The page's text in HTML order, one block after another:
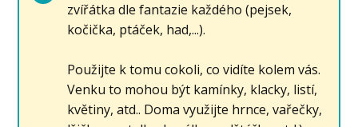
zvířátka dle fantazie každého (pejsek,
kočička, ptáček, had,...).
Použijte k tomu cokoli, co vidíte kolem vás.
Venku to mohou být kamínky, klacky, listí,
květiny, atd.. Doma využijte hrnce, vařečky,